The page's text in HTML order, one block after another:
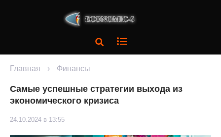
Главная › Финансы
Самые успешные стратегии выхода из
экономического кризиса
24.10.2024 в 13:55